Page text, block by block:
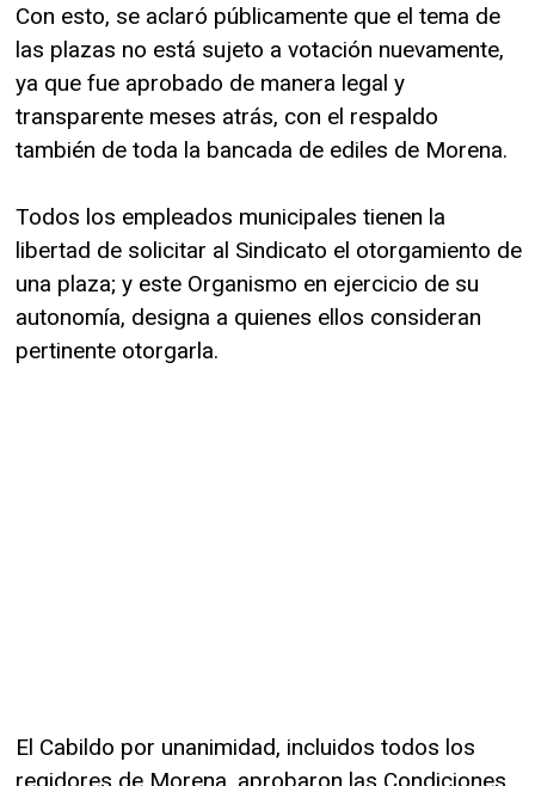
Con esto, se aclaró públicamente que el tema de
las plazas no está sujeto a votación nuevamente,
ya que fue aprobado de manera legal y
transparente meses atrás, con el respaldo
también de toda la bancada de ediles de Morena.
Todos los empleados municipales tienen la
libertad de solicitar al Sindicato el otorgamiento de
una plaza; y este Organismo en ejercicio de su
autonomía, designa a quienes ellos consideran
pertinente otorgarla.
El Cabildo por unanimidad, incluidos todos los